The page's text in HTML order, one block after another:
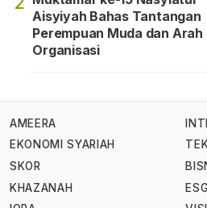
Aisyiyah Bahas Tantangan
Perempuan Muda dan Arah
Organisasi
AMEERA
EKONOMI SYARIAH
SKOR
KHAZANAH